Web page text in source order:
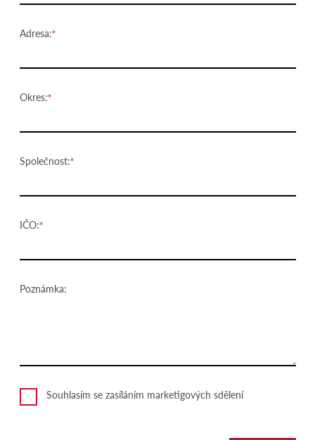
Adresa:
Okres:
Společnost:
IČO:
Poznámka:
Souhlasím se zasíláním marketigových sdělení